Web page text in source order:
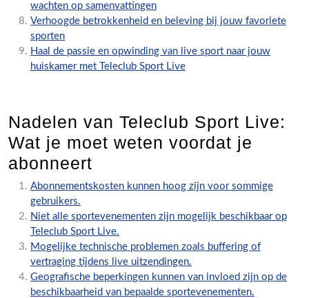
wachten op samenvattingen
Verhoogde betrokkenheid en beleving bij jouw favoriete
sporten
Haal de passie en opwinding van live sport naar jouw
huiskamer met Teleclub Sport Live
Nadelen van Teleclub Sport Live:
Wat je moet weten voordat je
abonneert
Abonnementskosten kunnen hoog zijn voor sommige
gebruikers.
Niet alle sportevenementen zijn mogelijk beschikbaar op
Teleclub Sport Live.
Mogelijke technische problemen zoals buffering of
vertraging tijdens live uitzendingen.
Geografische beperkingen kunnen van invloed zijn op de
beschikbaarheid van bepaalde sportevenementen.